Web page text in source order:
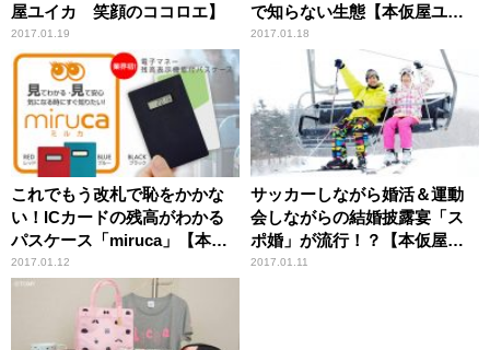
屋ユイカ 笑顔のココロエ】
2017.01.19
で知らない生態【本仮屋ユイ
カ 笑顔のココロエ】
2017.01.18
これでもう改札で恥をかかな
い！ICカードの残高がわかる
パスケース「miruca」【本仮
屋ユイカ 笑顔のココロエ】
2017.01.12
サッカーしながら婚活＆運動
会しながらの結婚披露宴「ス
ポ婚」が流行！？【本仮屋ユ
イカ 笑顔のココロエ】
2017.01.11